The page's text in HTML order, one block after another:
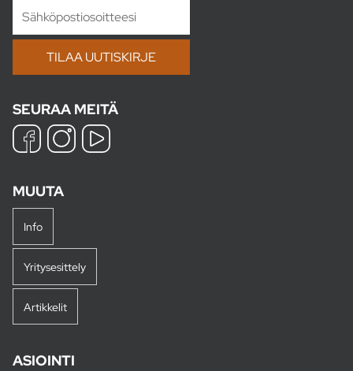
SEURAA MEITÄ
MUUTA
Info
Yritysesittely
Artikkelit
ASIOINTI